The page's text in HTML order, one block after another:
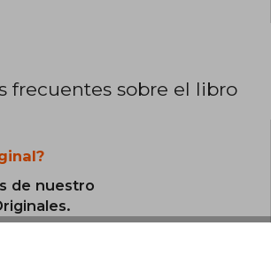
frecuentes sobre el libro
de nuestro